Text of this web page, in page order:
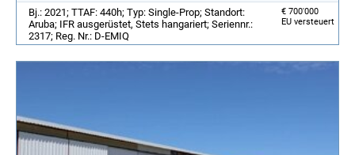
€ 700'000
EU versteuert
Bj.: 2021; TTAF: 440h; Typ: Single-Prop; Standort:
Aruba; IFR ausgerüstet, Stets hangariert; Seriennr.:
2317; Reg. Nr.: D-EMIQ